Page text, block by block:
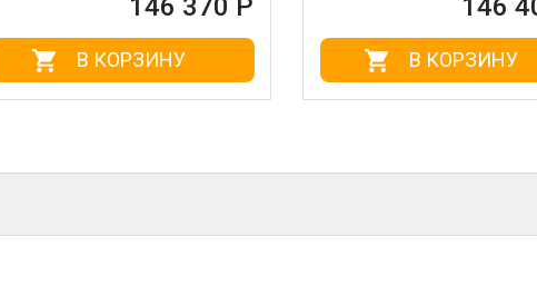
146 370 Р
В КОРЗИНУ
146 400 Р
В КОРЗИНУ